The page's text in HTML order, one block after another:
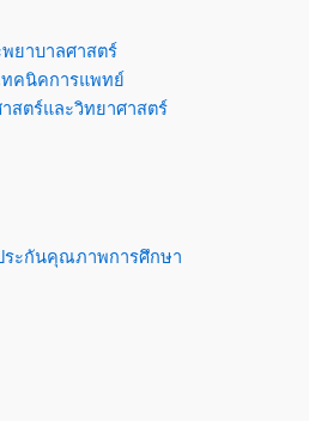
ยาบาลศาสตร์
คนิคการแพทย์
สตร์และวิทยาศาสตร์
ระกันคุณภาพการศึกษา